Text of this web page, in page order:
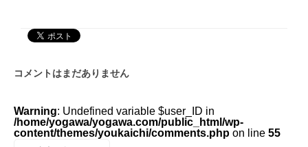
コメントはまだありません
Warning: Undefined variable $user_ID in
/home/yogawa/yogawa.com/public_html/wp-
content/themes/youkaichi/comments.php on line 55